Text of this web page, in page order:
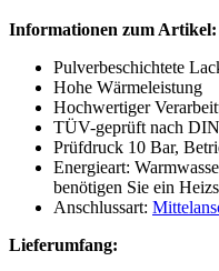
Informationen zum Artikel:
Pulverbeschichtete
Hohe Wärmeleistung
Hochwertiger
TÜV-geprüft nach
Prüfdruck 10 Bar,
Energieart:
benötigen Sie ein
Anschlussart:
Lieferumfang: